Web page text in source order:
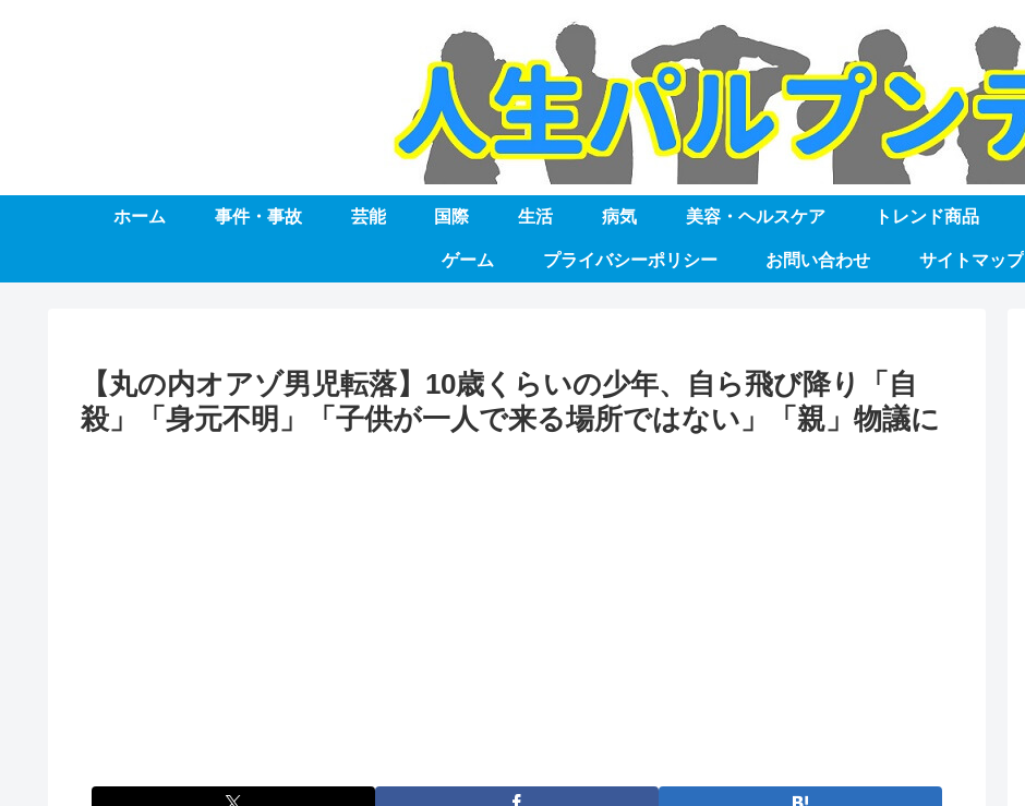
ホーム 事件・事故 芸能 国際 生活 病気 美容・ヘルスケア トレンド商品
ゲーム プライバシーポリシー お問い合わせ サイトマップ
【丸の内オアゾ男児転落】10歳くらいの少年、自ら飛び降り「自
殺」「身元不明」「子供が一人で来る場所ではない」「親」物議に